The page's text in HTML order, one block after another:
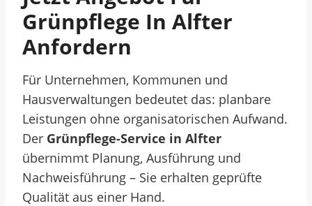
Grünpflege In Alfter
Anfordern
Für Unternehmen, Kommunen und
Hausverwaltungen bedeutet das: planbare
Leistungen ohne organisatorischen Aufwand.
Der Grünpflege-Service in Alfter
übernimmt Planung, Ausführung und
Nachweisführung – Sie erhalten geprüfte
Qualität aus einer Hand.